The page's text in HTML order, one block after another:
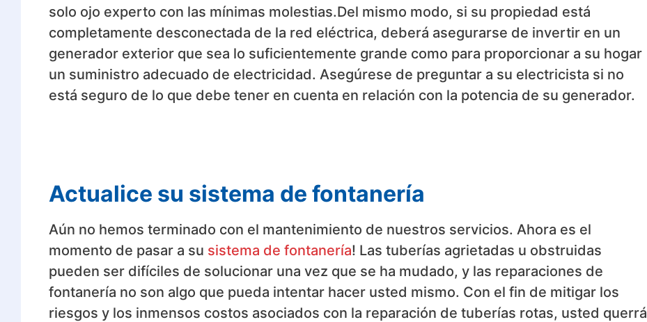
solo ojo experto con las mínimas molestias.Del mismo modo, si su propiedad está
completamente desconectada de la red eléctrica, deberá asegurarse de invertir en un
generador exterior que sea lo suficientemente grande como para proporcionar a su hogar
un suministro adecuado de electricidad. Asegúrese de preguntar a su electricista si no
está seguro de lo que debe tener en cuenta en relación con la potencia de su generador.
Actualice su sistema de fontanería
Aún no hemos terminado con el mantenimiento de nuestros servicios. Ahora es el
momento de pasar a su sistema de fontanería! Las tuberías agrietadas u obstruidas
pueden ser difíciles de solucionar una vez que se ha mudado, y las reparaciones de
fontanería no son algo que pueda intentar hacer usted mismo. Con el fin de mitigar los
riesgos y los inmensos costos asociados con la reparación de tuberías rotas, usted querrá